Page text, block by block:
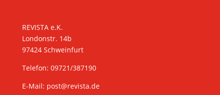
REVISTA e.K.
Londonstr. 14b
97424 Schweinfurt
Telefon: 09721/387190
E-Mail: post@revista.de